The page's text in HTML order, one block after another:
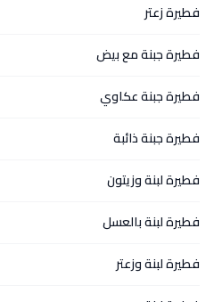
فطيرة زعتر
فطيرة جبنة مع بيض
فطيرة جبنة عكاوي
فطيرة جبنة ذائبة
فطيرة لبنة وزيتون
فطيرة لبنة بالعسل
فطيرة لبنة وزعتر